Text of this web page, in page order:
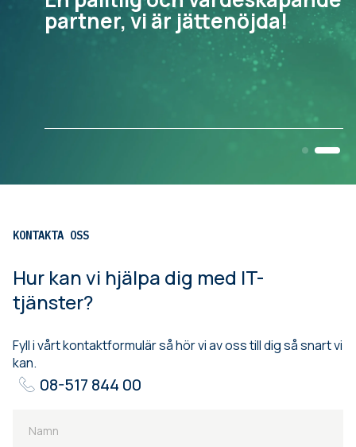
partner, vi är jättenöjda!
KONTAKTA OSS
Hur kan vi hjälpa dig med IT-
tjänster?
Fyll i vårt kontaktformulär så hör vi av oss till dig så snart vi
kan.
08-517 844 00